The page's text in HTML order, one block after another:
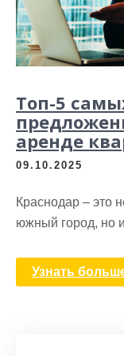
Топ-5
аренде
09.10.2025
Краснодар – это
южный город, но
Узнать